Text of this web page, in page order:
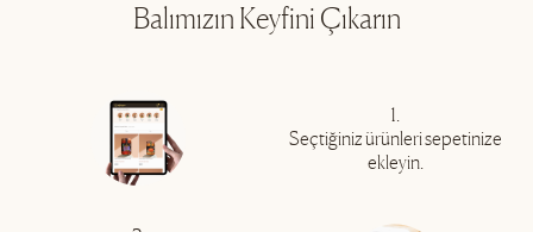
Balımızın Keyfini Çıkarın
1.
Seçtiğiniz ürünleri sepetinize
ekleyin.